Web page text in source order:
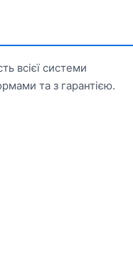
всієї системи
та з гарантією.